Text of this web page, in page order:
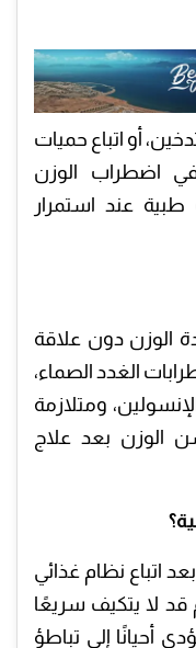
أو اتباع حميات
اضطراب الوزن
عند استمرار
الوزن دون علاقة
الغدد الصماء،
ومتلازمة
الوزن بعد علاج
اتباع نظام غذائي
قد لا يتكيف سريعًا
أحيانًا إلى تباطؤ